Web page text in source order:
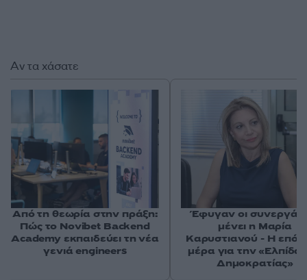
Αν τα χάσατε
Από τη θεωρία στην πράξη:
Πώς το Novibet Backend
Academy εκπαιδεύει τη νέα
γενιά engineers
Έφυγαν οι
μένει η Μαρία
Καρυστιανού - Η
μέρα για την «Ελπίδα
Δημοκρατίας»